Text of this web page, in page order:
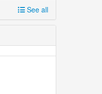
See all